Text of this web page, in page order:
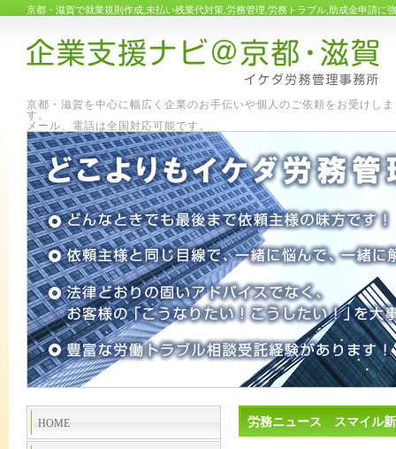
京都・滋賀で就業規則作成,未払い残業代対策,労務管理,労務トラブル,助成金申請に
京都・滋賀を中心に幅広く企業のお手伝いや個人のご依頼をお受けしま
す
メール、電話は全国対応可能です。
労務ニュース スマイル
HOME